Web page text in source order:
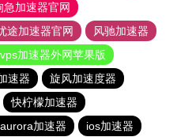
急加速器官网
途加速器官网
风驰加速器
加速器外网苹果版
速器
旋风加速度器
快柠檬加速器
加速器
ios加速器